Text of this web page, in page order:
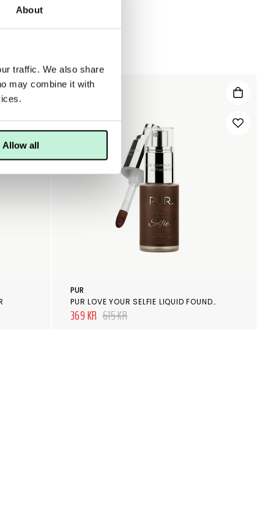
About
traffic. We also share
may combine it with
Allow all
PUR
PUR LOVE YOUR SELFIE LIQUID FOUNDATION DPN5
369 KR 615 KR